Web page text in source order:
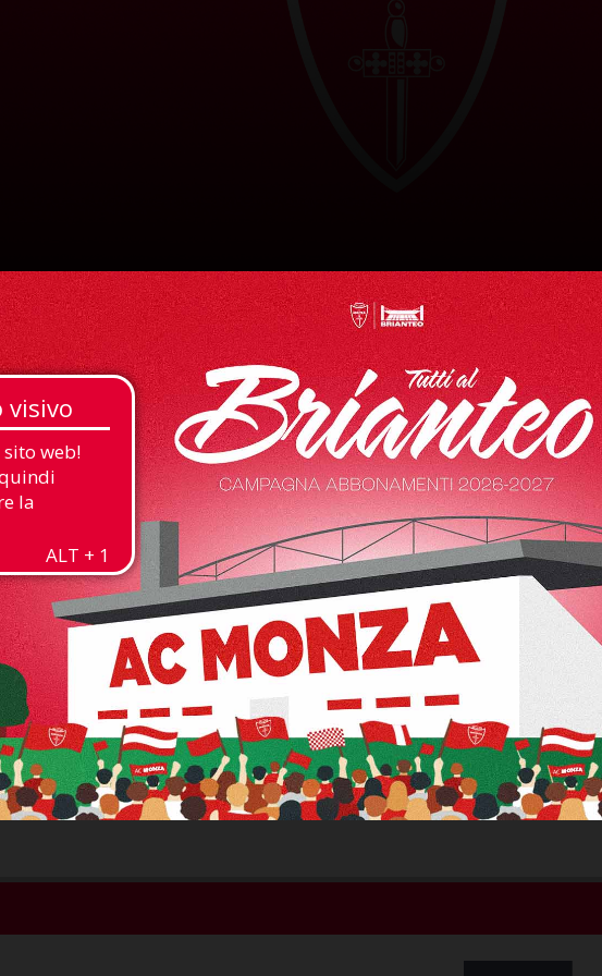
Italia
Nazionalità
30/06/1995
Data di nascita
cm 85 kg
Peso
1266'
Minuti giocati
9
Goal Assist
Caricamento...